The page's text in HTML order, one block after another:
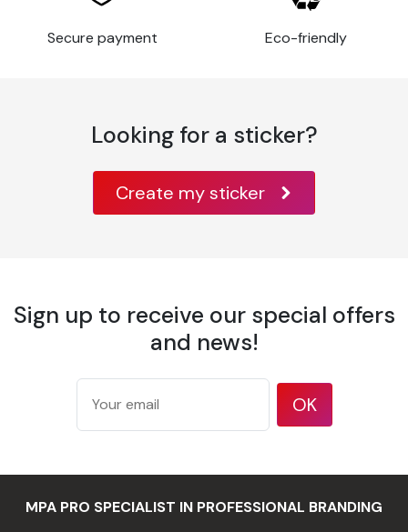
fabrication
Resistance
Intérieur et Extérieur
80 µm
d'applicationPlane
d'application
rigides, aluminium,
métal, acrylique,
10°C à 30°C
Résistance
température
Surface ondulées
Secure payment Eco-friendly
Looking for a sticker?
Create my sticker
Sign up to receive our special offers
and news!
OK
MPA PRO SPECIALIST IN PROFESSIONAL BRANDING